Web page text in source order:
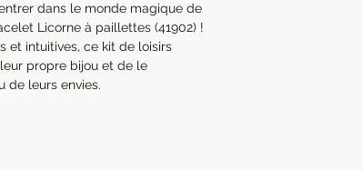
dans le monde magique de
Licorne à paillettes (41902) !
et intuitives, ce kit de loisirs
propre bijou et de le
de leurs envies.